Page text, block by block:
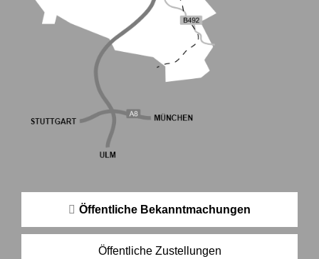
Öffentliche Bekanntmachungen
Öffentliche Zustellungen